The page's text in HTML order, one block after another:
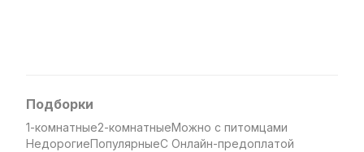
Подборки
1-комнатные2-комнатныеМожно с питомцами
НедорогиеПопулярныеС Онлайн-предоплатой